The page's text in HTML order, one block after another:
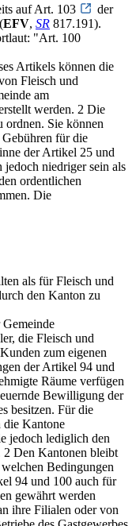
auf Art. 103
der
EFV, SR 817.191).
"Art. 100
Artikels können die
Fleisch und
am
werden. 2 Die
ordnen. Sie können
für die
der Artikel 25 und
jedoch niedriger sein als
ordentlichen
Die
als für Fleisch und
den Kanton zu
die Fleisch und
zum eigenen
der Artikel 94 und
Räume verfügen
Bewilligung der
besitzen. Für die
Kantone
jedoch lediglich den
2 Den Kantonen bleibt
Bedingungen
94 und 100 auch für
gewährt werden
ihre Filialen oder von